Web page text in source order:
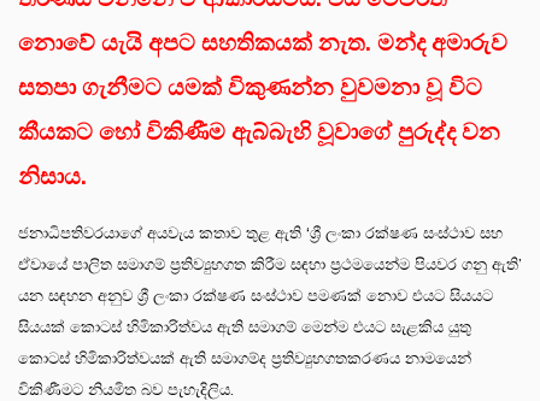
නොවේ යැයි අපට සහතිකයක් නැත. මන්ද අමාරුව
සතපා ගැනීමට යමක් විකුණන්න වුවමනා වූ විට
කීයකට හෝ විකිණීම ඇබ්බැහි වූවාගේ පුරුද්ද වන
නිසාය.
ජනාධිපතිවරයාගේ අයවැය කතාව තුළ ඇති ‘ශ්‍රී ලංකා රක්ෂණ සංස්ථාව සහ
ඒවායේ පාලිත සමාගම් ප්‍රතිව්‍යුහගත කිරීම සඳහා ප්‍රථමයෙන්ම පියවර ගනු ඇති’
යන සඳහන අනුව ශ්‍රී ලංකා රක්ෂණ සංස්ථාව පමණක් නොව එයට සියයට
සියයක් කොටස් හිමිකාරිත්වය ඇති සමාගම් මෙන්ම එයට සැළකිය යුතු
කොටස් හිමිකාරිත්වයක් ඇති සමාගම්ද ප්‍රතිව්‍යුහගතකරණය නාමයෙන්
විකිණීමට නියමිත බව පැහැදිලිය.